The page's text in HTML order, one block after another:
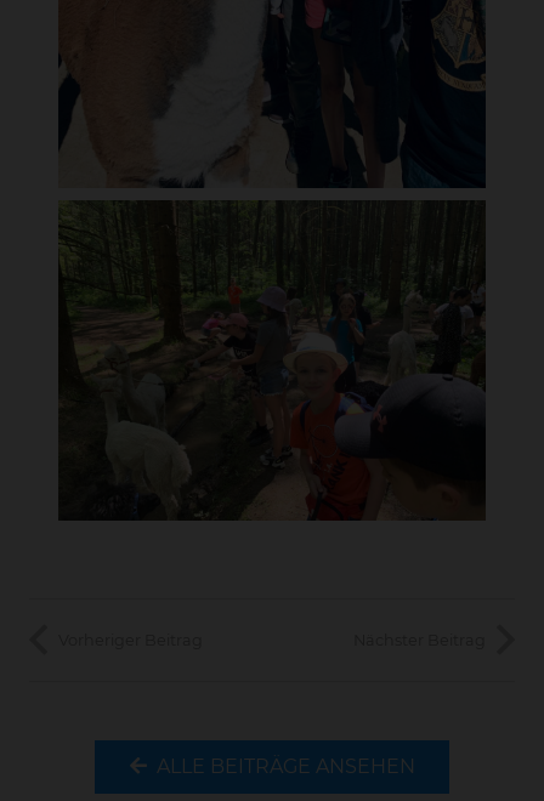
ALLE BEITRÄGE ANSEHEN